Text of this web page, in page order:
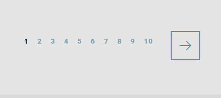
1 2 3 4 5 6 7 8 9 10